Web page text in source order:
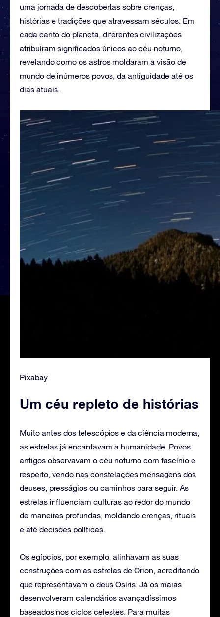
uma jornada de descobertas sobre crenças,
histórias e tradições que atravessam séculos. Em
cada canto do planeta, diferentes civilizações
atribuíram significados únicos ao céu noturno,
revelando como os astros moldaram a visão de
mundo de inúmeros povos, da antiguidade até os
dias atuais.
Pixabay
Um céu repleto de histórias
Muito antes dos telescópios e da ciência moderna,
as estrelas já encantavam a humanidade. Povos
antigos observavam o céu noturno com fascínio e
respeito, vendo nas constelações mensagens dos
deuses, presságios ou caminhos para seguir. As
estrelas influenciam culturas ao redor do mundo
de maneiras profundas, moldando crenças, rituais
e até decisões políticas.
Os egípcios, por exemplo, alinhavam as suas
construções com as estrelas de Orion, acreditando
que representavam o deus Osíris. Já os maias
desenvolveram calendários avançadíssimos
baseados nos ciclos celestes. Para muitas